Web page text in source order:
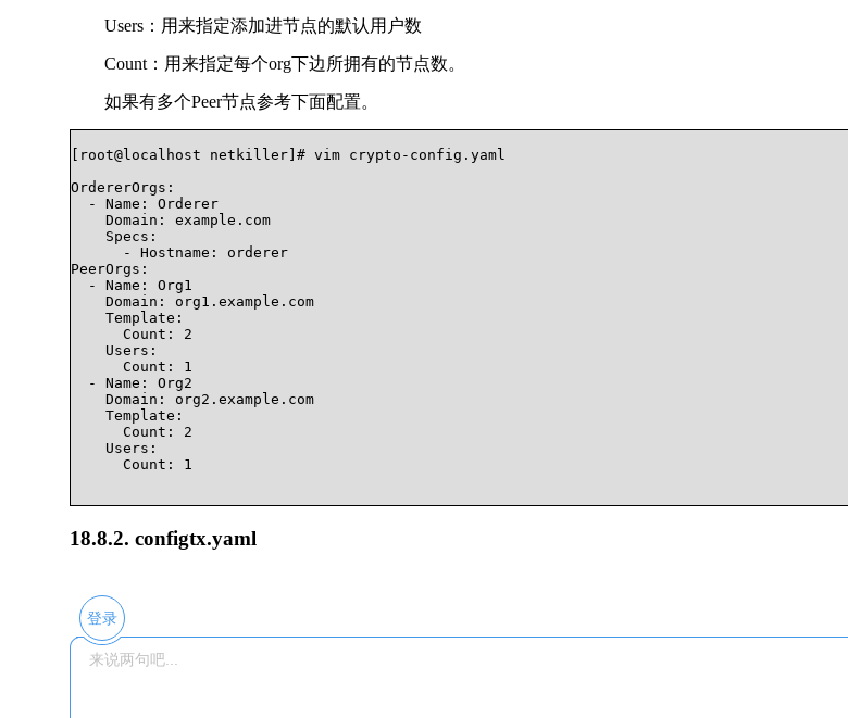
Users：用来指定添加进节点的默认用户数
Count：用来指定每个org下边所拥有的节点数。
如果有多个Peer节点参考下面配置。
[root@localhost netkiller]# vim crypto-config.yaml
OrdererOrgs:
  - Name: Orderer
    Domain: example.com
    Specs:
      - Hostname: orderer
PeerOrgs:
  - Name: Org1
    Domain: org1.example.com
    Template:
      Count: 2
    Users:
      Count: 1
  - Name: Org2
    Domain: org2.example.com
    Template:
      Count: 2
    Users:
      Count: 1
18.8.2. configtx.yaml
登录